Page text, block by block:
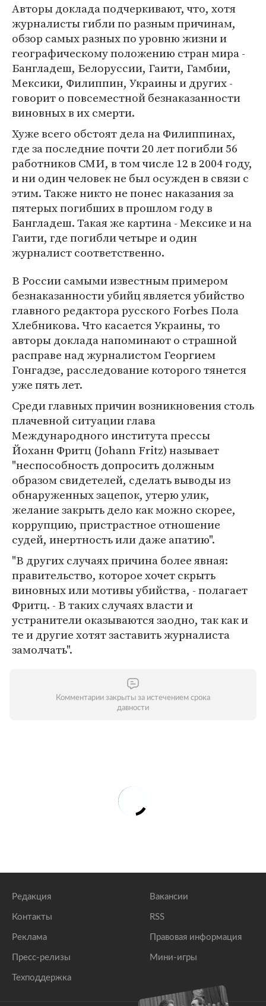
Авторы доклада подчеркивают, что, хотя
журналисты гибли по разным причинам,
обзор самых разных по уровню жизни и
географическому положению стран мира -
Бангладеш, Белоруссии, Гаити, Гамбии,
Мексики, Филиппин, Украины и других -
говорит о повсеместной безнаказанности
виновных в их смерти.
Хуже всего обстоят дела на Филиппинах,
где за последние почти 20 лет погибли 56
работников СМИ, в том числе 12 в 2004 году,
и ни один человек не был осужден в связи с
этим. Также никто не понес наказания за
пятерых погибших в прошлом году в
Бангладеш. Такая же картина - Мексике и на
Гаити, где погибли четыре и один
журналист соответственно.
В России самыми известным примером
безнаказанности убийц является убийство
главного редактора русского Forbes Пола
Хлебникова. Что касается Украины, то
авторы доклада напоминают о страшной
расправе над журналистом Георгием
Гонгадзе, расследование которого тянется
уже пять лет.
Среди главных причин возникновения столь
плачевной ситуации глава
Международного института прессы
Йоханн Фритц (Johann Fritz) называет
"неспособность допросить должным
образом свидетелей, сделать выводы из
обнаруженных зацепок, утерю улик,
желание закрыть дело как можно скорее,
коррупцию, пристрастное отношение
судей, инертность или даже апатию".
"В других случаях причина более явная:
правительство, которое хочет скрыть
виновных или мотивы убийства, - полагает
Фритц. - В таких случаях власти и
устранители оказываются заодно, так как и
те и другие хотят заставить журналиста
замолчать".
Комментарии закрыты за истечением срока
давности
Редакция
Контакты
Реклама
Пресс-релизы
Техподдержка
Вакансии
RSS
Правовая информация
Мини-игры